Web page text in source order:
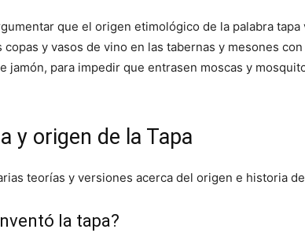
que el origen etimológico de la palabra
copas y vasos de vino en las tabernas y mesones
jamón, para impedir que entrasen moscas y
y origen de la Tapa
teorías y versiones acerca del origen e historia
la tapa?